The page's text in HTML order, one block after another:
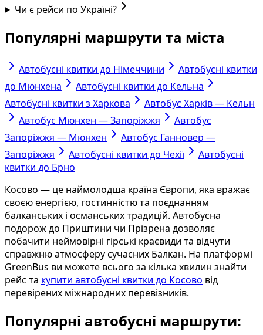
Чи є рейси по Україні?
Популярні маршрути та міста
Автобусні квитки до Німеччини
Автобусні квитки
до Мюнхена
Автобусні квитки до Кельна
Автобусні квитки з Харкова
Автобус Харків — Кельн
Автобус Мюнхен — Запоріжжя
Автобус
Запоріжжя — Мюнхен
Автобус Ганновер —
Запоріжжя
Автобусні квитки до Чехії
Автобусні
квитки до Брно
Косово — це наймолодша країна Європи, яка вражає
своєю енергією, гостинністю та поєднанням
балканських і османських традицій. Автобусна
подорож до Приштини чи Прізрена дозволяє
побачити неймовірні гірські краєвиди та відчути
справжню атмосферу сучасних Балкан. На платформі
GreenBus ви можете всього за кілька хвилин знайти
рейс та купити автобусні квитки до Косово від
перевірених міжнародних перевізників.
Популярні автобусні маршрути: